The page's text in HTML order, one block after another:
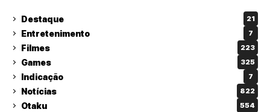
Destaque 21
Entretenimento 7
Filmes 223
Games 325
Indicação 7
Notícias 822
Otaku 554